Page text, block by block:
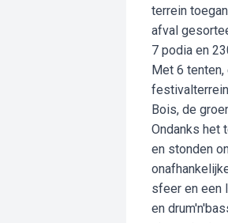
terrein
afval
7 podia en
Met 6
Bois, de
Ondanks het
en stonden
sfeer en een
en